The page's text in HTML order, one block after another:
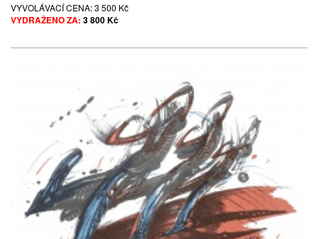
VYVOLÁVACÍ CENA:3 500 Kč
VYDRAŽENO ZA: 3 800 Kč